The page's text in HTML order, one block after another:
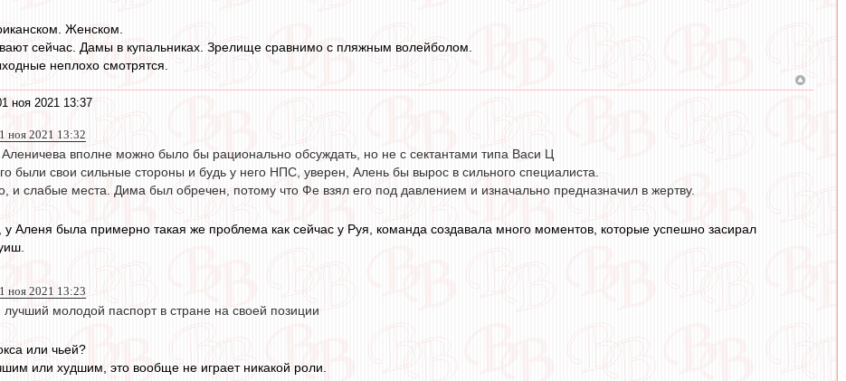
Женском.
сейчас. Дамы в купальниках. Зрелище сравнимо с пляжным волейболом.
неплохо смотрятся.
ноя 2021 13:37
ноя 2021 13:32
вполне можно было бы рационально обсуждать, но не с сектантами типа Васи Ц
были свои сильные стороны и будь у него НПС, уверен, Алень бы вырос в сильного специалиста.
и слабые места. Дима был обречен, потому что Фе взял его под давлением и изначально предназначил в жертву.
Аленя была примерно такая же проблема как сейчас у Руя, команда создавала много моментов, которые успешно засирал
ноя 2021 13:23
лучший молодой паспорт в стране на своей позиции
или чьей?
или худшим, это вообще не играет никакой роли.